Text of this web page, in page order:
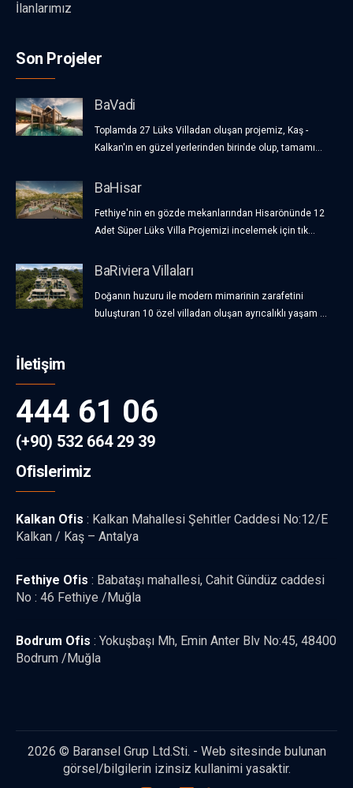
İlanlarımız
Son Projeler
BaVadi
Toplamda 27 Lüks Villadan oluşan projemiz, Kaş -
Kalkan'ın en güzel yerlerinden birinde olup, tamamı...
BaHisar
Fethiye'nin en gözde mekanlarından Hisarönünde 12
Adet Süper Lüks Villa Projemizi incelemek için tık...
BaRiviera Villaları
Doğanın huzuru ile modern mimarinin zarafetini
buluşturan 10 özel villadan oluşan ayrıcalıklı yaşam ...
İletişim
444 61 06
(+90) 532 664 29 39
Ofislerimiz
Kalkan Ofis : Kalkan Mahallesi Şehitler Caddesi No:12/E
Kalkan / Kaş – Antalya
Fethiye Ofis : Babataşı mahallesi, Cahit Gündüz caddesi
No : 46 Fethiye /Muğla
Bodrum Ofis : Yokuşbaşı Mh, Emin Anter Blv No:45, 48400
Bodrum /Muğla
2026 © Baransel Grup Ltd.Sti. - Web sitesinde bulunan
görsel/bilgilerin izinsiz kullanimi yasaktir.